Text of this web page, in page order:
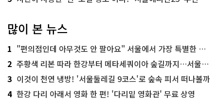
많이 본 뉴스
1 "편의점인데 아무것도 안 팔아요" 서울에서 가장 특별한 편의점의 정체
2 주황색 리본 따라 한강부터 메타세쿼이아 숲길까지…서울둘레길 15코스
3 이것이 천연 냉방! '서울둘레길 9코스'로 숲속 피서 떠나볼까
4 한강 다리 아래서 영화 한 편! '다리밑 영화관' 무료 상영